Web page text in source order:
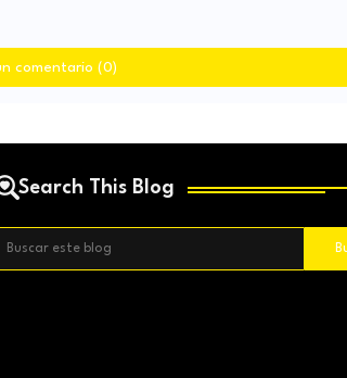
comentario (0)
Search This Blog